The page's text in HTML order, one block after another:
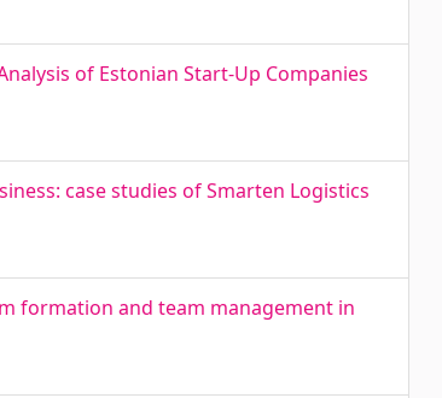
of Estonian Start-Up Companies
case studies of Smarten Logistics
formation and team management in